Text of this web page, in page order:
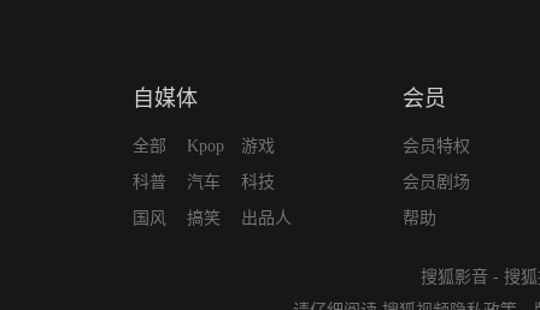
自媒体
全部
科普
国风
Kpop
汽车
搞笑
游戏
科技
出品人
会员
会员特权
会员剧场
帮助
搜狐影音 - 搜